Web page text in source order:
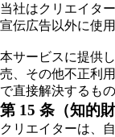
当社はクリエイタ
宣伝広告以外に使用
本サービスに提供
売、その他不正利
で直接解決するも
第 15 条（知的財
クリエイターは、